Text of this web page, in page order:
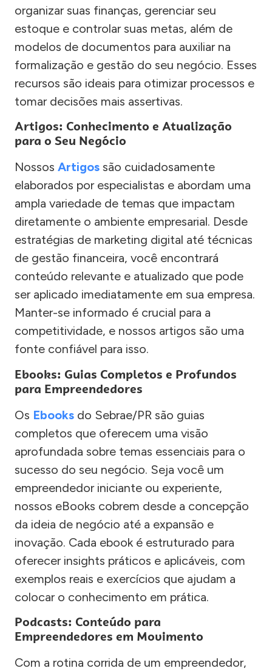
organizar suas finanças, gerenciar seu
estoque e controlar suas metas, além de
modelos de documentos para auxiliar na
formalização e gestão do seu negócio. Esses
recursos são ideais para otimizar processos e
tomar decisões mais assertivas.
Artigos: Conhecimento e Atualização
para o Seu Negócio
Nossos Artigos são cuidadosamente
elaborados por especialistas e abordam uma
ampla variedade de temas que impactam
diretamente o ambiente empresarial. Desde
estratégias de marketing digital até técnicas
de gestão financeira, você encontrará
conteúdo relevante e atualizado que pode
ser aplicado imediatamente em sua empresa.
Manter-se informado é crucial para a
competitividade, e nossos artigos são uma
fonte confiável para isso.
Ebooks: Guias Completos e Profundos
para Empreendedores
Os Ebooks do Sebrae/PR são guias
completos que oferecem uma visão
aprofundada sobre temas essenciais para o
sucesso do seu negócio. Seja você um
empreendedor iniciante ou experiente,
nossos eBooks cobrem desde a concepção
da ideia de negócio até a expansão e
inovação. Cada ebook é estruturado para
oferecer insights práticos e aplicáveis, com
exemplos reais e exercícios que ajudam a
colocar o conhecimento em prática.
Podcasts: Conteúdo para
Empreendedores em Movimento
Com a rotina corrida de um empreendedor,